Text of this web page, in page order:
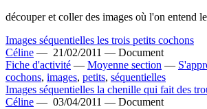
découper et coller des images où l'on entend
Images séquentielles les trois petits cochons
Céline — 21/02/2011 — Document
Fiche d'activité — Moyenne section —
cochons, images, petits, séquentielles
Images séquentielles la chenille qui fait des
Céline — 03/04/2011 — Document